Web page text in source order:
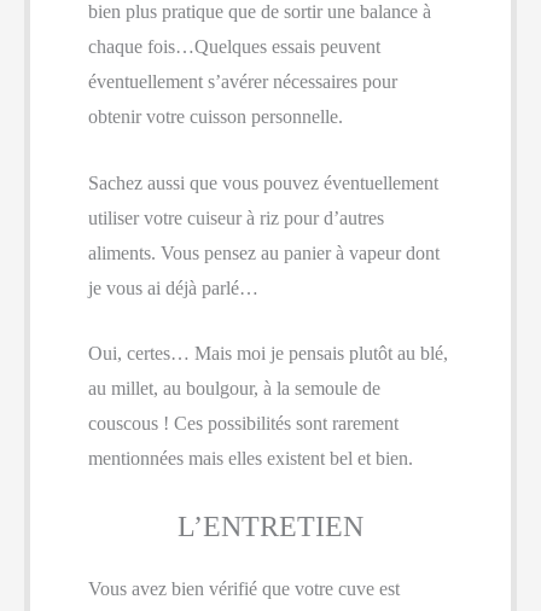
bien plus pratique que de sortir une balance à
chaque fois…Quelques essais peuvent
éventuellement s’avérer nécessaires pour
obtenir votre cuisson personnelle.
Sachez aussi que vous pouvez éventuellement
utiliser votre cuiseur à riz pour d’autres
aliments. Vous pensez au panier à vapeur dont
je vous ai déjà parlé…
Oui, certes… Mais moi je pensais plutôt au blé,
au millet, au boulgour, à la semoule de
couscous ! Ces possibilités sont rarement
mentionnées mais elles existent bel et bien.
L’ENTRETIEN
Vous avez bien vérifié que votre cuve est